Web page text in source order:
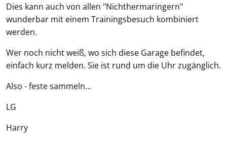
Dies kann auch von allen "Nichthermaringern"
wunderbar mit einem Trainingsbesuch kombiniert
werden.
Wer noch nicht weiß, wo sich diese Garage befindet,
einfach kurz melden. Sie ist rund um die Uhr zugänglich.
Also - feste sammeln...
LG
Harry